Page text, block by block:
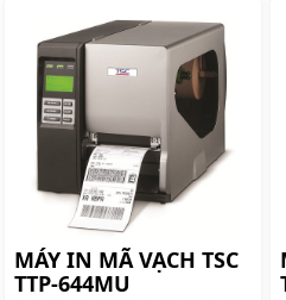
in mã vạch TSC TTP-
368MT chính hãng giá tốt
lên ngay shoppos.vn
MÁY IN MÃ VẠCH TSC
TTP-644MU